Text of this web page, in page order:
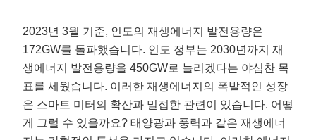
2023년 3월 기준, 인도의 재생에너지 발전용량은
172GW를 돌파했습니다. 인도 정부는 2030년까지 재
생에너지 발전용량을 450GW로 늘리겠다는 야심찬 목
표를 세웠습니다. 이러한 재생에너지의 폭발적인 성장
은 스마트 미터의 확산과 밀접한 관련이 있습니다. 어떻
게 그럴 수 있을까요? 태양광과 풍력과 같은 재생에너